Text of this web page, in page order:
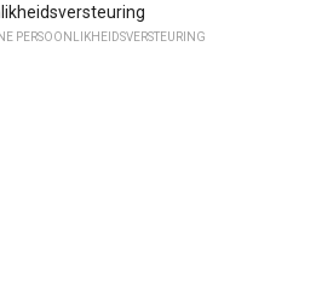
PERSOONLIKHEIDSVERSTEURING